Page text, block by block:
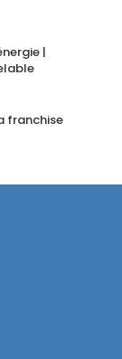
|
franchise